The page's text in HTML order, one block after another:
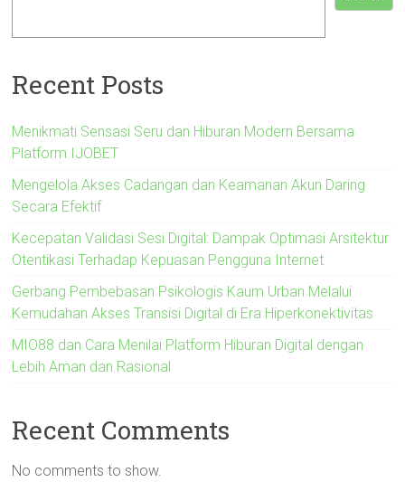
Recent Posts
Menikmati Sensasi Seru dan Hiburan Modern Bersama
Platform IJOBET
Mengelola Akses Cadangan dan Keamanan Akun Daring
Secara Efektif
Kecepatan Validasi Sesi Digital: Dampak Optimasi Arsitektur
Otentikasi Terhadap Kepuasan Pengguna Internet
Gerbang Pembebasan Psikologis Kaum Urban Melalui
Kemudahan Akses Transisi Digital di Era Hiperkonektivitas
MIO88 dan Cara Menilai Platform Hiburan Digital dengan
Lebih Aman dan Rasional
Recent Comments
No comments to show.